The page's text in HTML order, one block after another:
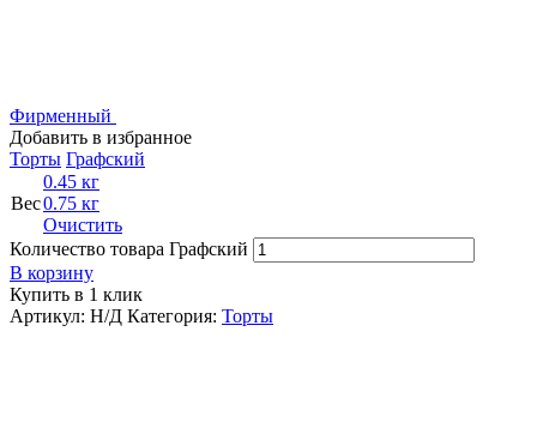
Фирменный
Добавить в избранное
Торты Графский
Вес
0.45 кг
0.75 кг
Очистить
Количество товара Графский
В корзину
Купить в 1 клик
Артикул: Н/Д Категория: Торты